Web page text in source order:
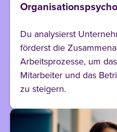
Du analysierst
förderst die
Arbeitsprozesse, um
Mitarbeiter und das
zu steigern.